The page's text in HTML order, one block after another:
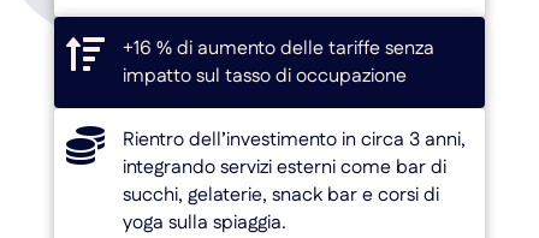

+16 % di aumento delle tariffe senza
impatto sul tasso di occupazione

Rientro dell’investimento in circa 3 anni,
integrando servizi esterni come bar di
succhi, gelaterie, snack bar e corsi di
yoga sulla spiaggia.